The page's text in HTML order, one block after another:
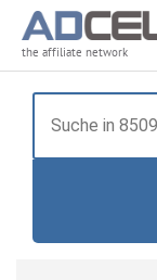
the affiliate network